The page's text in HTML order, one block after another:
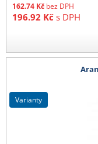
162.74 Kč bez DPH
196.92 Kč s DPH
varianty